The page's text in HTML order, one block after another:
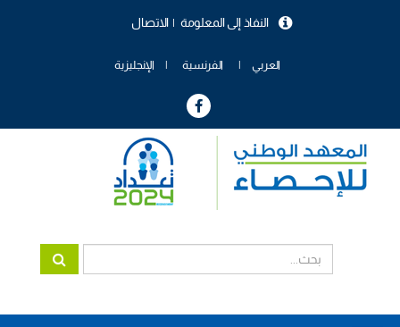
الاتصال النفاذ إلى المعلومة
العربي الفرنسية الإنجليزية